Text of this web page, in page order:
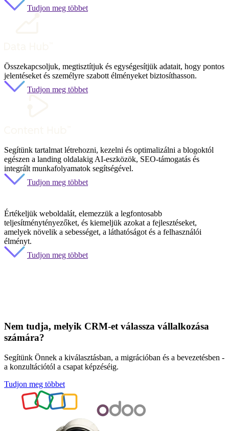
Tudjon meg többet
Összekapcsoljuk, megtisztítjuk és egységesítjük adatait, hogy pontos
jelentéseket és személyre szabott élményeket biztosíthasson.
Tudjon meg többet
Segítünk tartalmat létrehozni, kezelni és optimalizálni a blogoktól
egészen a landing oldalakig AI-eszközök, SEO-támogatás és
integrált munkafolyamatok segítségével.
Tudjon meg többet
Értékeljük weboldalát, elemezzük a legfontosabb
teljesítménytényezőket, és kiemeljük azokat a fejlesztéseket,
amelyek növelik a sebességet, a láthatóságot és a felhasználói
élményt.
Tudjon meg többet
Nem tudja, melyik CRM-et válassza vállalkozása
számára?
Segítünk Önnek a kiválasztásban, a migrációban és a bevezetésben -
a konzultációtól a csapat képzéséig.
Tudjon meg többet